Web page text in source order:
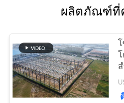
ข่าว
กรณี
ผลิตภัณฑ์ที่